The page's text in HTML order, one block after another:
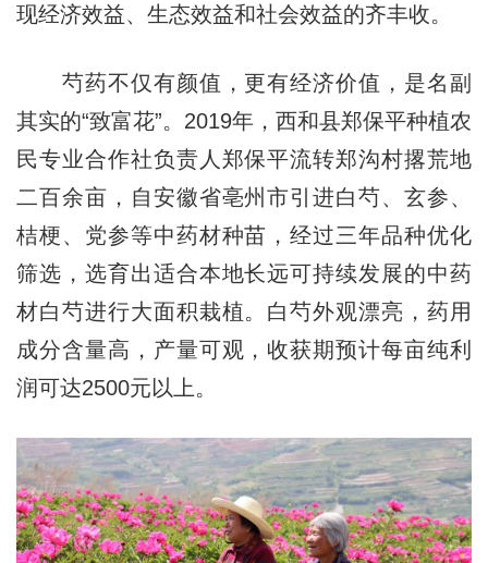
现经济效益、生态效益和社会效益的齐丰收。
芍药不仅有颜值，更有经济价值，是名副
其实的“致富花”。2019年，西和县郑保平种植农
民专业合作社负责人郑保平流转郑沟村撂荒地
二百余亩，自安徽省亳州市引进白芍、玄参、
桔梗、党参等中药材种苗，经过三年品种优化
筛选，选育出适合本地长远可持续发展的中药
材白芍进行大面积栽植。白芍外观漂亮，药用
成分含量高，产量可观，收获期预计每亩纯利
润可达2500元以上。